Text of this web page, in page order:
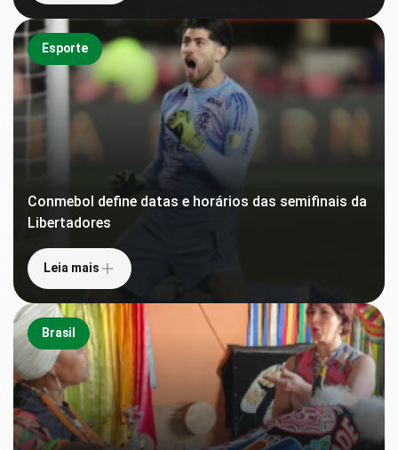
Esporte
Conmebol define datas e horários das semifinais da
Libertadores
Leia mais
Brasil